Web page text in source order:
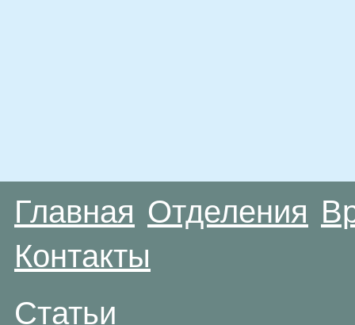
Главная Отделения
Контакты
Статьи